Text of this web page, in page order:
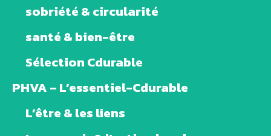
sobriété & circularité
santé & bien-être
Sélection Cdurable
PHVA – L’essentiel-Cdurable
L’être & les liens